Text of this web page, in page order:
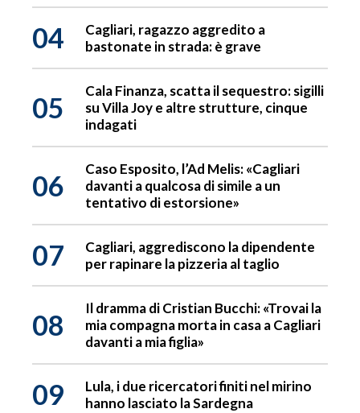
04
Cagliari, ragazzo aggredito a
bastonate in strada: è grave
05
Cala Finanza, scatta il sequestro: sigilli
su Villa Joy e altre strutture, cinque
indagati
06
Caso Esposito, l’Ad Melis: «Cagliari
davanti a qualcosa di simile a un
tentativo di estorsione»
07
Cagliari, aggrediscono la dipendente
per rapinare la pizzeria al taglio
08
Il dramma di Cristian Bucchi: «Trovai la
mia compagna morta in casa a Cagliari
davanti a mia figlia»
09
Lula, i due ricercatori finiti nel mirino
hanno lasciato la Sardegna